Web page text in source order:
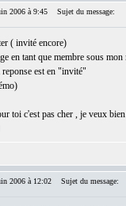
2006 à 9:45 Sujet du message:
( invité encore)
en tant que membre sous
est en "invité"
toi c'est pas cher , je veux
2006 à 12:02 Sujet du message: